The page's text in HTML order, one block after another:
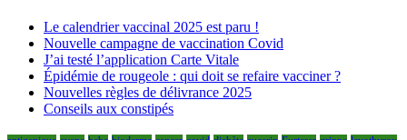
Le calendrier vaccinal 2025 est paru !
Nouvelle campagne de vaccination Covid
J’ai testé l’application Carte Vitale
Épidémie de rougeole : qui doit se refaire vacciner ?
Nouvelles règles de délivrance 2025
Conseils aux constipés